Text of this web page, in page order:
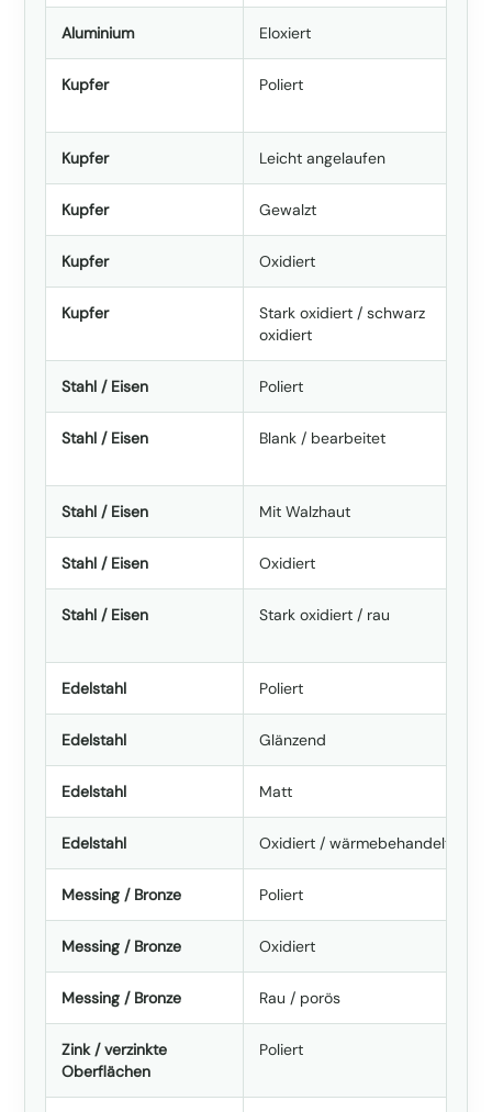
Aluminium Eloxiert
Kupfer Poliert
Kupfer Leicht angelaufen
Kupfer Gewalzt
Kupfer Oxidiert
Kupfer
Stark oxidiert / schwarz
oxidiert
Stahl / Eisen Poliert
Stahl / Eisen Blank / bearbeitet
Stahl / Eisen Mit Walzhaut
Stahl / Eisen Oxidiert
Stahl / Eisen Stark oxidiert / rau
Edelstahl Poliert
Edelstahl Glänzend
Edelstahl Matt
Edelstahl Oxidiert / wärmebehandelt
Messing / Bronze Poliert
Messing / Bronze Oxidiert
Messing / Bronze Rau / porös
Zink / verzinkte
Oberflächen
Poliert